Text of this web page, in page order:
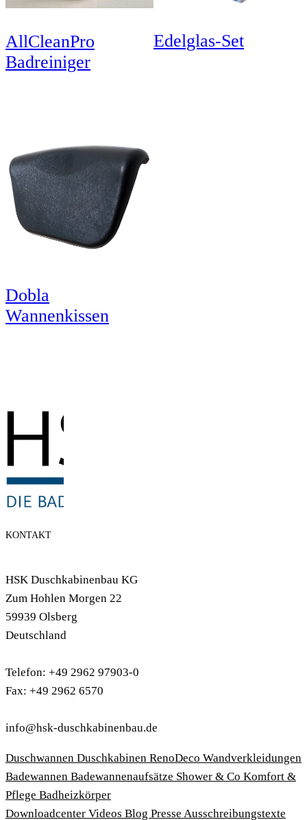
AllCleanPro
Badreiniger
Edelglas-Set
Dobla
Wannenkissen
KONTAKT
HSK Duschkabinenbau KG
Zum Hohlen Morgen 22
59939 Olsberg
Deutschland
Telefon: +49 2962 97903-0
Fax: +49 2962 6570
info@hsk-duschkabinenbau.de
Duschwannen Duschkabinen RenoDeco Wandverkleidungen
Badewannen Badewannenaufsätze Shower & Co Komfort &
Pflege Badheizkörper
Download­center Videos Blog Presse Ausschreibungstexte